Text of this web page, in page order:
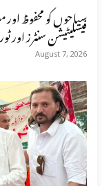
سیاحوں کو محفوظ
فیسلیٹیشن سنٹرز
August 7, 2026